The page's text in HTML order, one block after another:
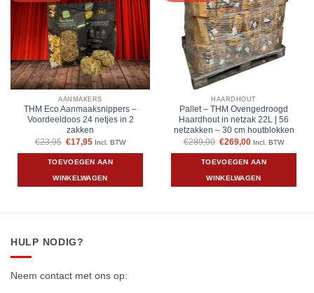
AANMAKERS
THM Eco Aanmaaksnippers –
Voordeeldoos 24 netjes in 2
zakken
€23,95 Oorspronkelijke
was:
€23,95.
€17,95Huidige
is:
€17,95.
Incl. BTW
TOEVOEGEN AAN
WINKELWAGEN
HAARDHOUT
Pallet – THM Ovengedroogd
Haardhout in netzak 22L | 56
netzakken – 30 cm houtblokken
€289,00 Oorspronkelijke
was:
€289,00.
€269,00Huidige
is:
€269,00.
Incl. BTW
TOEVOEGEN AAN
WINKELWAGEN
HULP NODIG?
Neem contact met ons op: